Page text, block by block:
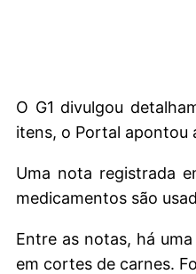
O G1 divulgou
itens, o Portal apontou
Uma nota registrada
medicamentos são
Entre as notas, há
em cortes de carnes.